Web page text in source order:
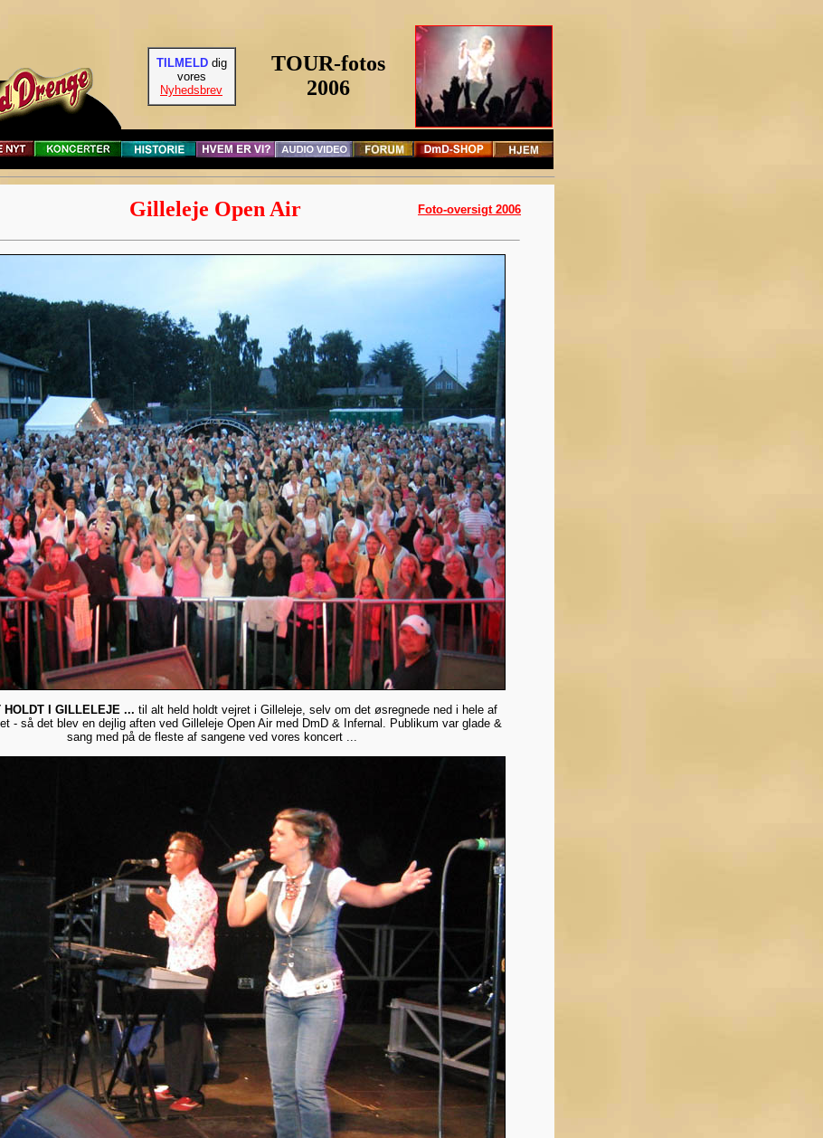
TILMELDdig
vores
Nyhedsbrev
TOUR-fotos
2006
Gilleleje Open Air Foto-oversigt 2006
HOLDT I GILLELEJE ... til alt held holdt vejret i Gilleleje, selv om det øsregnede ned i hele af
- så det blev en dejlig aften ved Gilleleje Open Air med DmD & Infernal. Publikum var glade &
sang med på de fleste af sangene ved vores koncert ...